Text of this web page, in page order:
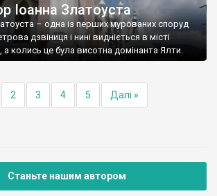
Іоанна Златоуста
– одна із перших мурованих споруд
дзвіниця і нині видніється в місті
а колись це була висотна домінанта Ялти.
2 3 4 5 Далі »
Станьте нашим автором